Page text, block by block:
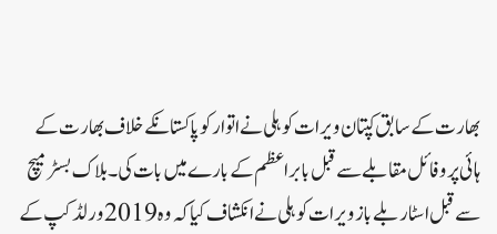
بھارت کے سابق کپتان ویرات کوہلی نے اتوار کوپاکستانکے خلاف بھارت کے
ہائی پروفائل مقابلے سے قبل بابر اعظم کے بارے میں بات کی۔بلاک بسٹر میچ
سے قبل اسٹار بلے باز ویرات کوہلی نے انکشاف کیا کہ وہ 2019 ورلڈ کپ کے